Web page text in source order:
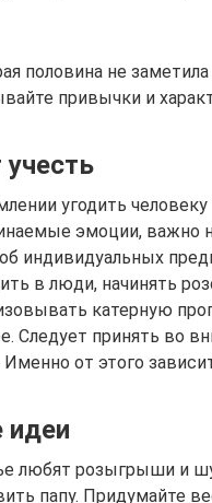
половина не
привычки и
угодить
эмоции, важно
индивидуальных
в люди, начинять
катерную
Следует принять во
Именно от этого
идеи
любят розыгрыши и
папу. Придумайте